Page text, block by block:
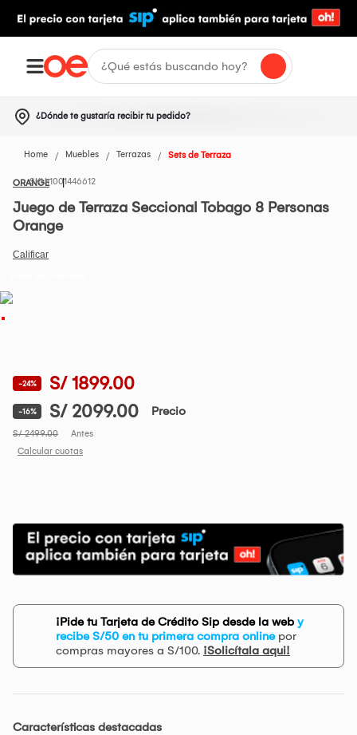
¿Dónde te gustaría recibir tu pedido?
Home Muebles Terrazas Sets de Terraza
ORANGE1001446612
Juego de Terraza Seccional Tobago 8 Personas
Orange
-24% S/ 1899.00
-16% S/ 2099.00 Precio
S/ 2499.00
Antes
Calcular cuotas
¡Pide tu Tarjeta de Crédito Sip desde la web y
recibe S/50 en tu primera compra onlinepor
compras mayores a S/100. ¡Solicítala aqui!
Características destacadas